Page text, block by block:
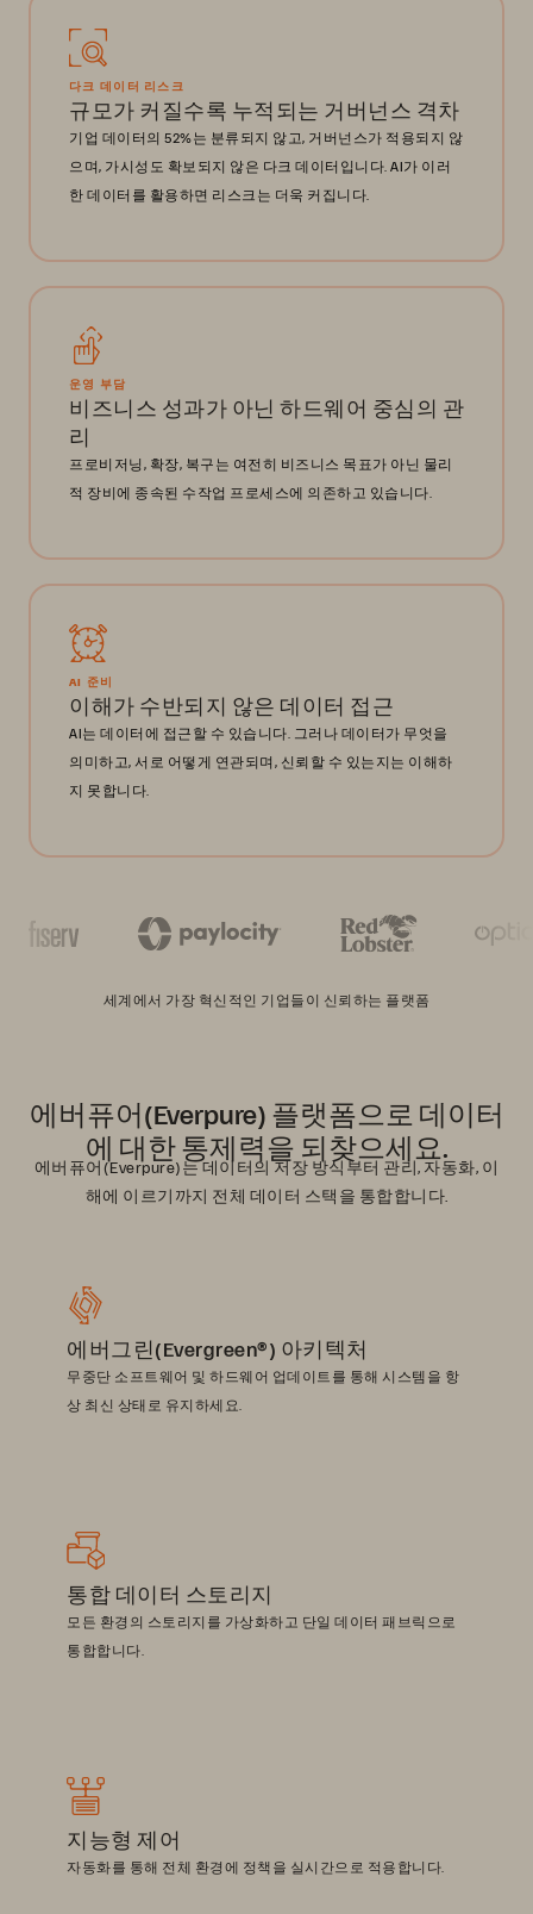
다크 데이터 리스크
규모가 커질수록 누적되는 거버넌스 격차
기업 데이터의 52%는 분류되지 않고, 거버넌스가 적용되지 않
으며, 가시성도 확보되지 않은 다크 데이터입니다. AI가 이러
한 데이터를 활용하면 리스크는 더욱 커집니다.
운영 부담
비즈니스 성과가 아닌 하드웨어 중심의 관
리
프로비저닝, 확장, 복구는 여전히 비즈니스 목표가 아닌 물리
적 장비에 종속된 수작업 프로세스에 의존하고 있습니다.
AI 준비
이해가 수반되지 않은 데이터 접근
AI는 데이터에 접근할 수 있습니다. 그러나 데이터가 무엇을
의미하고, 서로 어떻게 연관되며, 신뢰할 수 있는지는 이해하
지 못합니다.
세계에서 가장 혁신적인 기업들이 신뢰하는 플랫폼
에버퓨어(Everpure) 플랫폼으로 데이터
에 대한 통제력을 되찾으세요.
에버퓨어(Everpure)는 데이터의 저장 방식부터 관리, 자동화, 이
해에 이르기까지 전체 데이터 스택을 통합합니다.
에버그린(Evergreen®) 아키텍처
무중단 소프트웨어 및 하드웨어 업데이트를 통해 시스템을 항
상 최신 상태로 유지하세요.
통합 데이터 스토리지
모든 환경의 스토리지를 가상화하고 단일 데이터 패브릭으로
통합합니다.
지능형 제어
자동화를 통해 전체 환경에 정책을 실시간으로 적용합니다.